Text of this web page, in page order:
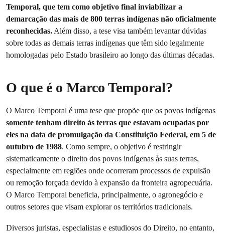
Temporal, que tem como objetivo final inviabilizar a
demarcação das mais de 800 terras indígenas não oficialmente
reconhecidas.Além disso, a tese visa também levantar dúvidas
sobre todas as demais terras indígenas que têm sido legalmente
homologadas pelo Estado brasileiro ao longo das últimas décadas.
O que é o Marco Temporal?
O Marco Temporal é uma tese que propõe que os povos indígenas
somente tenham direito às terras que estavam ocupadas por
eles na data de promulgação da Constituição Federal, em 5 de
outubro de 1988. Como sempre, o objetivo é restringir
sistematicamente o direito dos povos indígenas às suas terras,
especialmente em regiões onde ocorreram processos de expulsão
ou remoção forçada devido à expansão da fronteira agropecuária.
O Marco Temporal beneficia, principalmente, o agronegócio e
outros setores que visam explorar os territórios tradicionais.
Diversos juristas, especialistas e estudiosos do Direito, no entanto,